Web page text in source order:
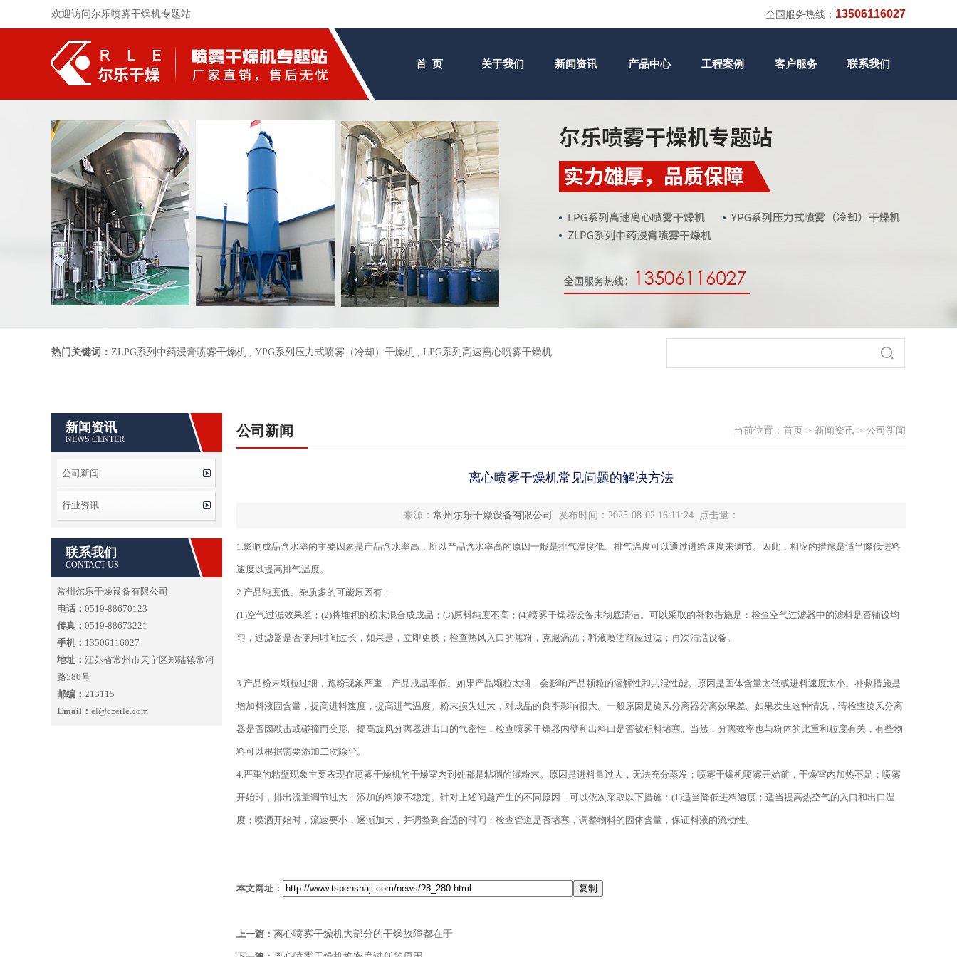
欢迎访问尔乐喷雾干燥机专题站 全国服务热线： 13506116027
首 页 关于我们 新闻资讯 产品中心 工程案例 客户服务 联系我们
热门关键词： ZLPG系列中药浸膏喷雾干燥机 , YPG系列压力式喷雾（冷却）干燥机 , LPG系列高速离心喷雾干燥机
新闻资讯
NEWS CENTER
公司新闻
行业资讯
联系我们
CONTACT US
常州尔乐干燥设备有限公司
电话： 0519-88670123
传真： 0519-88673221
手机： 13506116027
地址： 江苏省常州市天宁区郑陆镇常河
路580号
邮编： 213115
Email： el@czerle.com
当前位置： 首页 > 新闻资讯 > 公司新闻
公司新闻
离心喷雾干燥机常见问题的解决方法
来源： 常州尔乐干燥设备有限公司 发布时间：2025-08-02 16:11:24 点击量：
1.影响成品含水率的主要因素是产品含水率高，所以产品含水率高的原因一般是排气温度低。排气温度可以通过进给速度来调节。因此，相应的措施是适当降低进料
速度以提高排气温度。
2.产品纯度低、杂质多的可能原因有：
(1)空气过滤效果差；(2)将堆积的粉末混合成成品；(3)原料纯度不高；(4)喷雾干燥器设备未彻底清洁。可以采取的补救措施是：检查空气过滤器中的滤料是否铺设均
匀，过滤器是否使用时间过长，如果是，立即更换；检查热风入口的焦粉，克服涡流；料液喷洒前应过滤；再次清洁设备。
3.产品粉末颗粒过细，跑粉现象严重，产品成品率低。如果产品颗粒太细，会影响产品颗粒的溶解性和共混性能。原因是固体含量太低或进料速度太小。补救措施是
增加料液固含量，提高进料速度，提高进气温度。粉末损失过大，对成品的良率影响很大。一般原因是旋风分离器分离效果差。如果发生这种情况，请检查旋风分离
器是否因敲击或碰撞而变形。提高旋风分离器进出口的气密性，检查喷雾干燥器内壁和出料口是否被积料堵塞。当然，分离效率也与粉体的比重和粒度有关，有些物
料可以根据需要添加二次除尘。
4.严重的粘壁现象主要表现在喷雾干燥机的干燥室内到处都是粘稠的湿粉末。原因是进料量过大，无法充分蒸发；喷雾干燥机喷雾开始前，干燥室内加热不足；喷雾
开始时，排出流量调节过大；添加的料液不稳定。针对上述问题产生的不同原因，可以依次采取以下措施：(1)适当降低进料速度；适当提高热空气的入口和出口温
度；喷洒开始时，流速要小，逐渐加大，并调整到合适的时间；检查管道是否堵塞，调整物料的固体含量，保证料液的流动性。
本文网址：
上一篇： 离心喷雾干燥机大部分的干燥故障都在于